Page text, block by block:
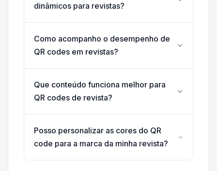
dinâmicos para revistas?
Como acompanho o desempenho de
QR codes em revistas?
Que conteúdo funciona melhor para
QR codes de revista?
Posso personalizar as cores do QR
code para a marca da minha revista?